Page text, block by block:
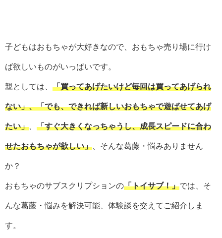
子どもはおもちゃが大好きなので、おもちゃ売り場に行け
ば欲しいものがいっぱいです。
親としては、 「買ってあげたいけど毎回は買ってあげられ
ない」、「でも、できれば新しいおもちゃで遊ばせてあげ
たい」 「すぐ大きくなっちゃうし、成長スピードに合わ
せたおもちゃが欲しい」 、そんな葛藤・悩みありません
か？
おもちゃのサブスクリプションの「トイサブ！」では、そ
んな葛藤・悩みを解決可能、体験談を交えてご紹介しま
す。